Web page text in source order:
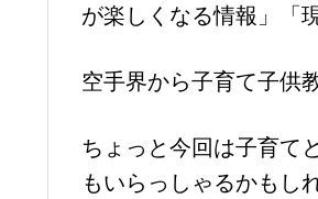
が楽しくなる情報」「
空手界から子育て子供
ちょっと今回は子育て
もいらっしゃるかもし